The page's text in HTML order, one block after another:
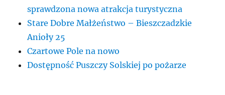
sprawdzona nowa atrakcja turystyczna
Stare Dobre Małżeństwo – Bieszczadzkie
Anioły 25
Czartowe Pole na nowo
Dostępność Puszczy Solskiej po pożarze